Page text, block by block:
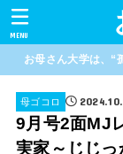
MENU
お母さん大学は、“
母ゴコロ
9月号2面MJ
実家～じじ